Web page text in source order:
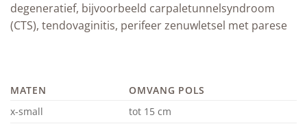
degeneratief, bijvoorbeeld carpaletunnelsyndroom
(CTS), tendovaginitis, perifeer zenuwletsel met parese
MATEN
OMVANG POLS
x-small
tot 15 cm